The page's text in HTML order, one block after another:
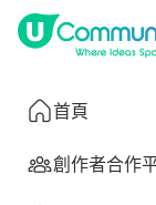
首頁
創作者合作